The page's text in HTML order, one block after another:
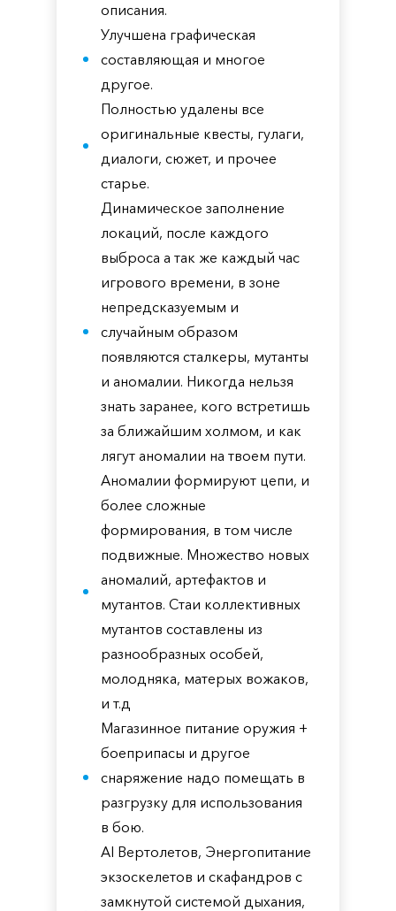
описания.
Улучшена графическая
составляющая и многое
другое.
Полностью удалены все
оригинальные квесты, гулаги,
диалоги, сюжет, и прочее
старье.
Динамическое заполнение
локаций, после каждого
выброса а так же каждый час
игрового времени, в зоне
непредсказуемым и
случайным образом
появляются сталкеры, мутанты
и аномалии. Никогда нельзя
знать заранее, кого встретишь
за ближайшим холмом, и как
лягут аномалии на твоем пути.
Аномалии формируют цепи, и
более сложные
формирования, в том числе
подвижные. Множество новых
аномалий, артефактов и
мутантов. Стаи коллективных
мутантов составлены из
разнообразных особей,
молодняка, матерых вожаков,
и т.д
Магазинное питание оружия +
боеприпасы и другое
снаряжение надо помещать в
разгрузку для использования
в бою.
AI Вертолетов, Энергопитание
экзоскелетов и скафандров с
замкнутой системой дыхания,